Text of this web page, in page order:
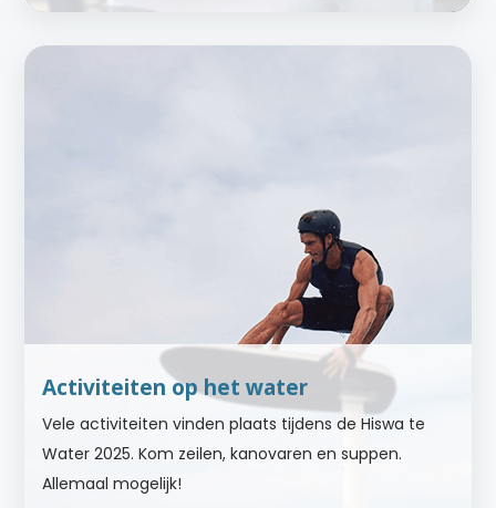
Activiteiten op het water
Vele activiteiten vinden plaats tijdens de Hiswa te
Water 2025. Kom zeilen, kanovaren en suppen.
Allemaal mogelijk!